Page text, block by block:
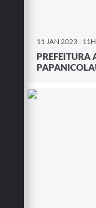
11 JAN 2023 -
PREFEITURA